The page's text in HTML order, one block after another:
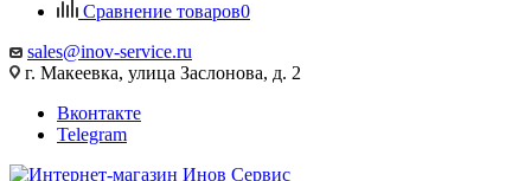
Сравнение товаров0
sales@inov-service.ru
г. Макеевка, улица Заслонова, д. 2
Вконтакте
Telegram